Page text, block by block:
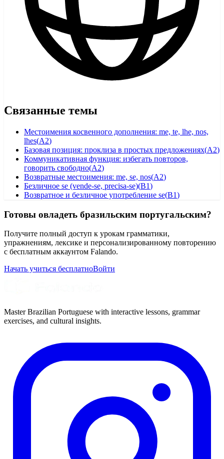
Связанные темы
Местоимения косвенного дополнения: me, te, lhe, nos,
lhes(A2)
Базовая позиция: проклиза в простых предложениях(A2)
Коммуникативная функция: избегать повторов,
говорить свободно(A2)
Возвратные местоимения: me, se, nos(A2)
Безличное se (vende-se, precisa-se)(B1)
Возвратное и безличное употребление se(B1)
Готовы овладеть бразильским португальским?
Получите полный доступ к урокам грамматики,
упражнениям, лексике и персонализированному повторению
с бесплатным аккаунтом Falando.
Начать учиться бесплатноВойти
Master Brazilian Portuguese with interactive lessons, grammar
exercises, and cultural insights.